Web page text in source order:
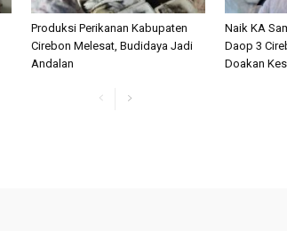
Produksi Perikanan Kabupaten
Cirebon Melesat, Budidaya Jadi
Andalan
Naik KA
Daop 3
Doakan